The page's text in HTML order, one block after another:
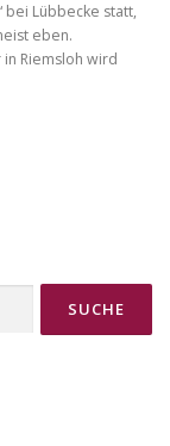
bei Lübbecke statt,
eben.
Riemsloh wird